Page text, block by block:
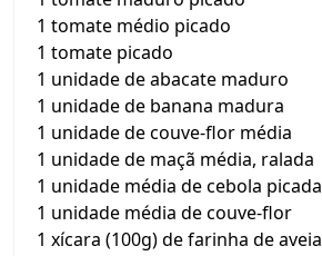
1 tomate médio picado
1 tomate picado
1 unidade de abacate maduro
1 unidade de banana madura
1 unidade de couve-flor média
1 unidade de maçã média, ralada
1 unidade média de cebola picada
1 unidade média de couve-flor
1 xícara (100g) de farinha de aveia